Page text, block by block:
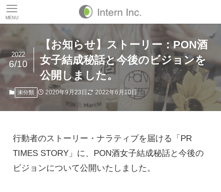
MENU
【お知らせ】ストーリー：PON酒
女子結成秘話と今後のビジョンを
公開しました。
2022
6/10
未分類 2020年9月23日 2022年6月10日
行動者のストーリー・ナラティブを届ける「PR
TIMES STORY」に、PON酒女子結成秘話と今後の
ビジョンについて公開いたしました。